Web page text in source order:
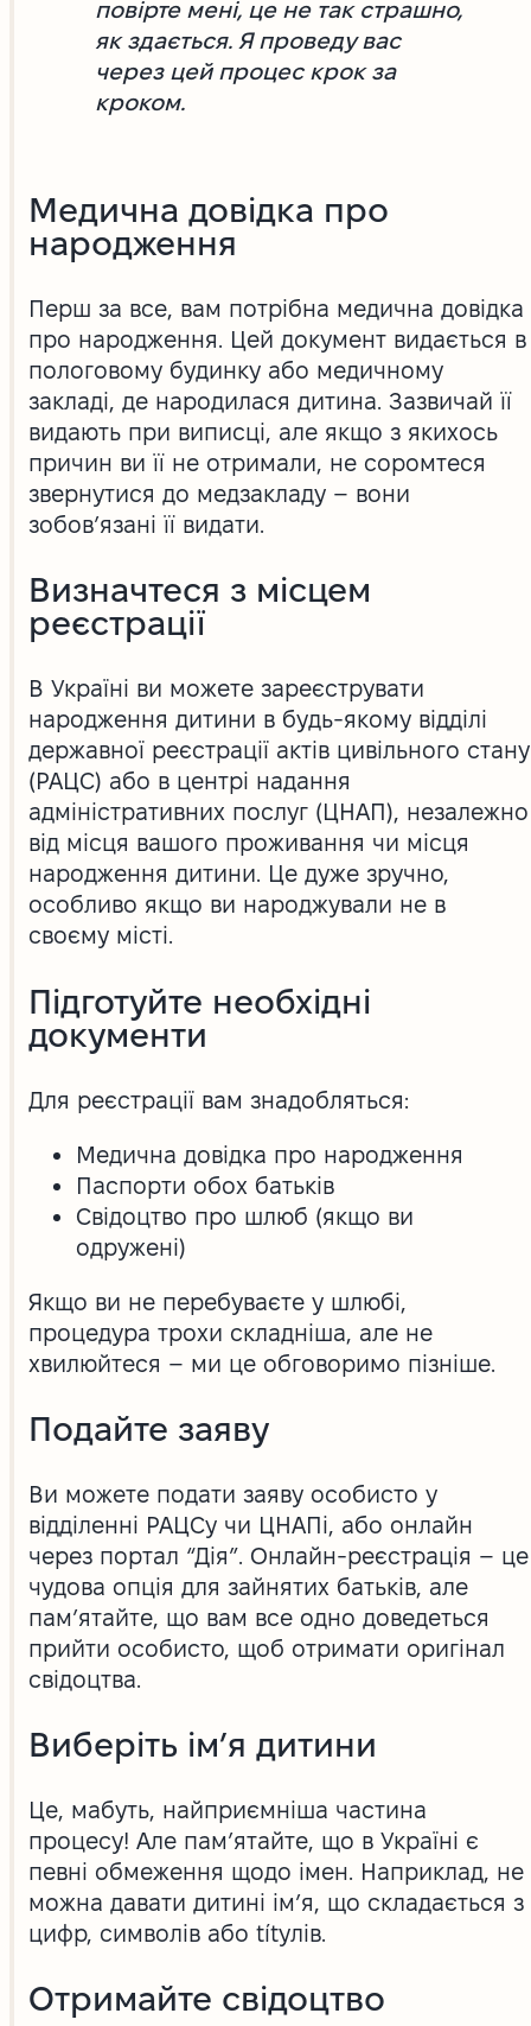
повірте мені, це не так страшно,
як здається. Я проведу вас
через цей процес крок за
кроком.
Медична довідка про
народження
Перш за все, вам потрібна медична довідка
про народження. Цей документ видається в
пологовому будинку або медичному
закладі, де народилася дитина. Зазвичай її
видають при виписці, але якщо з якихось
причин ви її не отримали, не соромтеся
звернутися до медзакладу – вони
зобов’язані її видати.
Визначтеся з місцем
реєстрації
В Україні ви можете зареєструвати
народження дитини в будь-якому відділі
державної реєстрації актів цивільного стану
(РАЦС) або в центрі надання
адміністративних послуг (ЦНАП), незалежно
від місця вашого проживання чи місця
народження дитини. Це дуже зручно,
особливо якщо ви народжували не в
своєму місті.
Підготуйте необхідні
документи
Для реєстрації вам знадобляться:
Медична довідка про народження
Паспорти обох батьків
Свідоцтво про шлюб (якщо ви
одружені)
Якщо ви не перебуваєте у шлюбі,
процедура трохи складніша, але не
хвилюйтеся – ми це обговоримо пізніше.
Подайте заяву
Ви можете подати заяву особисто у
відділенні РАЦСу чи ЦНАПі, або онлайн
через портал “Дія”. Онлайн-реєстрація – це
чудова опція для зайнятих батьків, але
пам’ятайте, що вам все одно доведеться
прийти особисто, щоб отримати оригінал
свідоцтва.
Виберіть ім’я дитини
Це, мабуть, найприємніша частина
процесу! Але пам’ятайте, що в Україні є
певні обмеження щодо імен. Наприклад, не
можна давати дитині ім’я, що складається з
цифр, символів або títулів.
Отримайте свідоцтво